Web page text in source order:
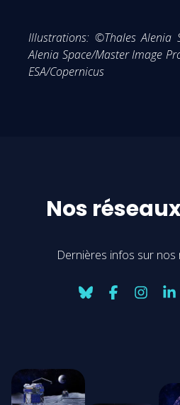
Illustrations: ©Thales Alenia
Alenia Space/Master Image
ESA/Copernicus
Nos
Dernières infos sur